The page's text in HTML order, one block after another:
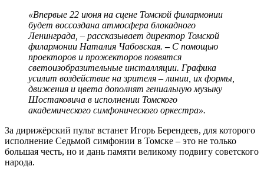
«Впервые 22 июня на сцене Томской филармонии
будет воссоздана атмосфера блокадного
Ленинграда, – рассказывает директор Томской
филармонии Наталия Чабовская.– С помощью
проекторов и прожекторов появятся
светоизобразительные инсталляции. Графика
усилит воздействие на зрителя – линии, их формы,
движения и цвета дополнят гениальную музыку
Шостаковича в исполнении Томского
академического симфонического оркестра».
За дирижёрский пульт встанет Игорь Берендеев, для которого
исполнение Седьмой симфонии в Томске – это не только
большая честь, но и дань памяти великому подвигу советского
народа.